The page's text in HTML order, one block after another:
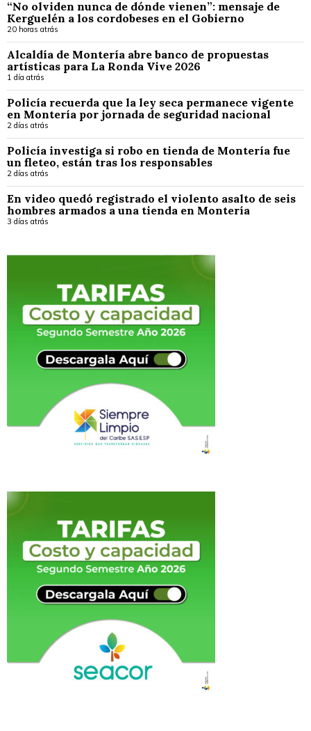
“No olviden nunca de dónde vienen”: mensaje de
Kerguelén a los cordobeses en el Gobierno
20 horas atrás
Alcaldía de Montería abre banco de propuestas
artísticas para La Ronda Vive 2026
1 día atrás
Policía recuerda que la ley seca permanece vigente
en Montería por jornada de seguridad nacional
2 días atrás
Policía investiga si robo en tienda de Montería fue
un fleteo, están tras los responsables
2 días atrás
En video quedó registrado el violento asalto de seis
hombres armados a una tienda en Montería
3 días atrás